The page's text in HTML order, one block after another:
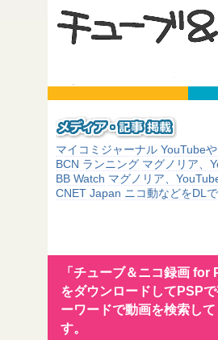
マイコミジャーナル YouTube
BCN ランニング マグノリア、
BB Watch マグノリア、
CNET Japan ニコ動などをDL
「チューブ＆ニコ録画
をダウンロードしてPSP
ーワードで動画を検索し
す。